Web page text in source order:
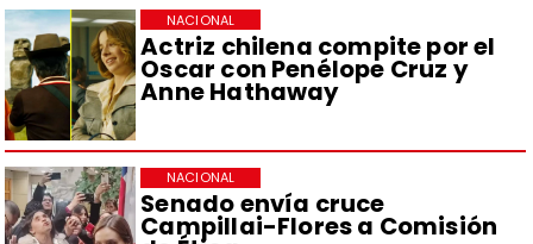
Actriz chilena compite por el
Oscar con Penélope Cruz y
Anne Hathaway
NACIONAL
Senado envía cruce
Campillai-Flores a Comisión
NACIONAL